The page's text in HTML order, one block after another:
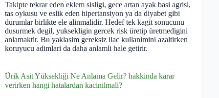
Takipte tekrar eden eklem sisligi, gece artan ayak basi agrisi,
tas oykusu ve eslik eden hipertansiyon ya da diyabet gibi
durumlar birlikte ele alinmalidir. Hedef tek kagit sonucunu
dusurmek degil, yuksekligin gercek risk üretip üretmedigini
anlamaktir. Bu yaklasim gereksiz ilac kullanimini azaltirken
koruyucu adimlari da daha anlamli hale getirir.
Ürik Asit Yüksekliği Ne Anlama Gelir? hakkinda karar
verirken hangi hatalardan kacinilmali?